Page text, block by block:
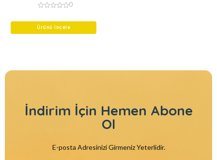
of
0
Ürünü İncele
İndirim İçin Hemen Abone
Ol
E-posta Adresinizi Girmeniz Yeterlidir.